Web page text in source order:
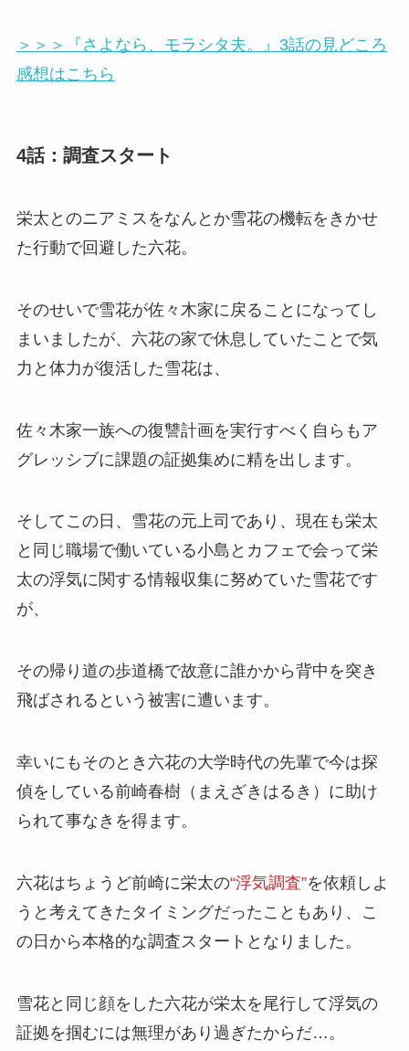
＞＞＞『さよなら、モラシタ夫。』3話の見どころ
感想はこちら
4話：調査スタート
栄太とのニアミスをなんとか雪花の機転をきかせ
た行動で回避した六花。
そのせいで雪花が佐々木家に戻ることになってし
まいましたが、六花の家で休息していたことで気
力と体力が復活した雪花は、
佐々木家一族への復讐計画を実行すべく自らもア
グレッシブに課題の証拠集めに精を出します。
そしてこの日、雪花の元上司であり、現在も栄太
と同じ職場で働いている小島 とカフェで会って栄
太の浮気に関する情報収集に努めていた雪花です
が、
その帰り道の歩道橋で故意に誰かから背中を突き
飛ばされるという被害に遭います。
幸いにもそのとき六花の大学時代の先輩で今は探
偵をしている前崎春樹（まえざきはるき）に助け
られて事なきを得ます。
六花はちょうど前崎に栄太の“浮気調査”を依頼しよ
うと考えてきたタイミングだったこともあり、こ
の日から本格的な調査スタート となりました。
雪花と同じ顔をした六花が栄太を尾行して浮気の
証拠を掴むには無理があり過ぎたからだ…。